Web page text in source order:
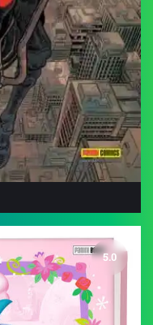
5.0